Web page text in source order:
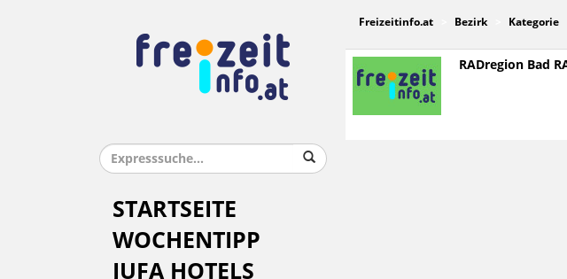
STARTSEITE
WOCHENTIPP
JUFA HOTELS
Freizeitinfo.at Bezirk Kategorie
RADregion Bad